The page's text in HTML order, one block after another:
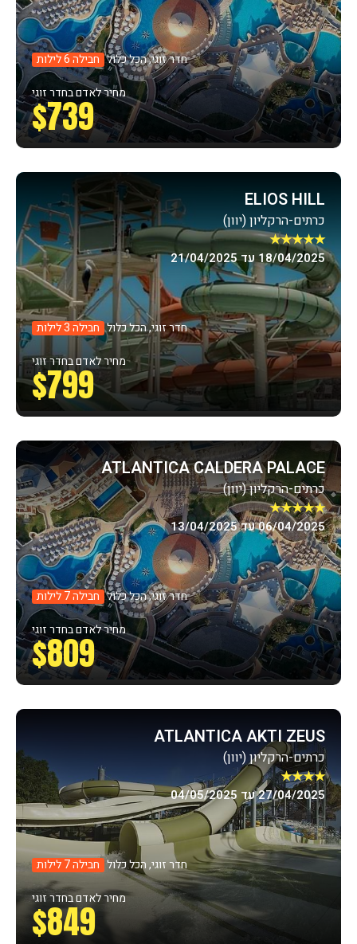
חדר זוגי, הכל כלול חבילה 6 לילות
מחיר לאדם בחדר זוגי
$739
ATLANTICA CALDERA PALACE
כרתים-הרקליון (יוון)
★★★★★
06/04/2025 עד 13/04/2025
חדר זוגי, הכל כלול חבילה 7 לילות
מחיר לאדם בחדר זוגי
$809
ATLANTICA AKTI ZEUS
כרתים-הרקליון (יוון)
★★★★
27/04/2025 עד 04/05/2025
חדר זוגי, הכל כלול חבילה 7 לילות
מחיר לאדם בחדר זוגי
$849
ELIOS HILL
כרתים-הרקליון (יוון)
★★★★★
18/04/2025 עד 21/04/2025
חדר זוגי, הכל כלול חבילה 3 לילות
מחיר לאדם בחדר זוגי
$799